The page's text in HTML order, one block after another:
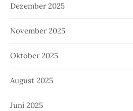
Dezember 2025
November 2025
Oktober 2025
August 2025
Juni 2025